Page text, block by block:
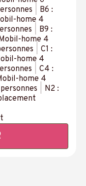
B6 :
home 4
B9 :
home 4
C1 :
home 4
C4 :
home 4
N2 :